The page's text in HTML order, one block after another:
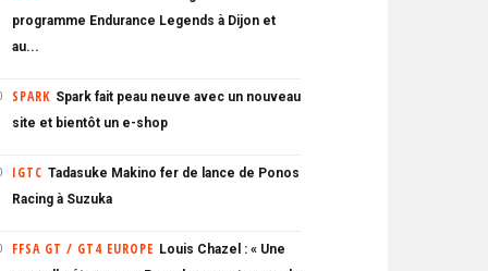
programme Endurance Legends à Dijon et
au...
SPARK Spark fait peau neuve avec un nouveau
site et bientôt un e-shop
IGTC Tadasuke Makino fer de lance de Ponos
Racing à Suzuka
FFSA GT / GT4 EUROPE Louis Chazel : « Une